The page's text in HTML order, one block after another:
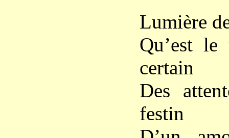
Lumière
Qu’est
certain
Des
festin